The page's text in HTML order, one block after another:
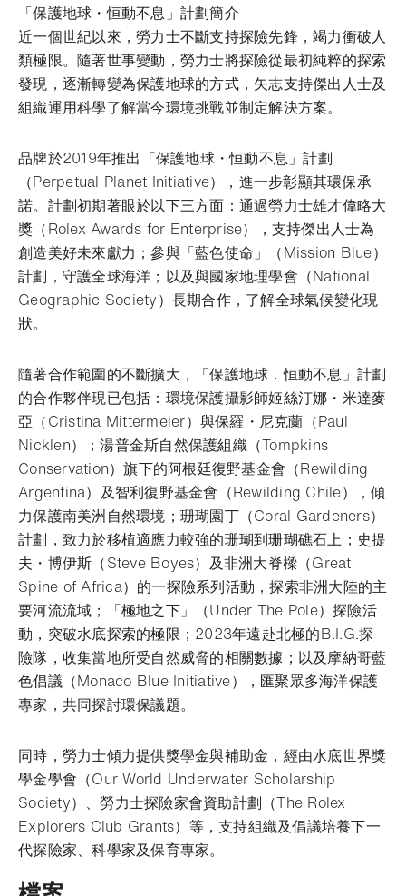
「保護地球・恒動不息」計劃簡介
近一個世紀以來，勞力士不斷支持探險先鋒，竭力衝破人
類極限。隨著世事變動，勞力士將探險從最初純粹的探索
發現，逐漸轉變為保護地球的方式，矢志支持傑出人士及
組織運用科學了解當今環境挑戰並制定解決方案。
品牌於2019年推出「保護地球・恒動不息」計劃
（Perpetual Planet Initiative），進一步彰顯其環保承
諾。計劃初期著眼於以下三方面：通過勞力士雄才偉略大
獎（Rolex Awards for Enterprise），支持傑出人士為
創造美好未來獻力；參與「藍色使命」（Mission Blue）
計劃，守護全球海洋；以及與國家地理學會（National
Geographic Society）長期合作，了解全球氣候變化現
狀。
隨著合作範圍的不斷擴大，「保護地球．恒動不息」計劃
的合作夥伴現已包括：環境保護攝影師姬絲汀娜・米達麥
亞（Cristina Mittermeier）與保羅・尼克蘭（Paul
Nicklen）；湯普金斯自然保護組織（Tompkins
Conservation）旗下的阿根廷復野基金會（Rewilding
Argentina）及智利復野基金會（Rewilding Chile），傾
力保護南美洲自然環境；珊瑚園丁（Coral Gardeners）
計劃，致力於移植適應力較強的珊瑚到珊瑚礁石上；史提
夫・博伊斯（Steve Boyes）及非洲大脊樑（Great
Spine of Africa）的一探險系列活動，探索非洲大陸的主
要河流流域；「極地之下」（Under The Pole）探險活
動，突破水底探索的極限；2023年遠赴北極的B.I.G.探
險隊，收集當地所受自然威脅的相關數據；以及摩納哥藍
色倡議（Monaco Blue Initiative），匯聚眾多海洋保護
專家，共同探討環保議題。
同時，勞力士傾力提供獎學金與補助金，經由水底世界獎
學金學會（Our World Underwater Scholarship
Society）、勞力士探險家會資助計劃（The Rolex
Explorers Club Grants）等，支持組織及倡議培養下一
代探險家、科學家及保育專家。